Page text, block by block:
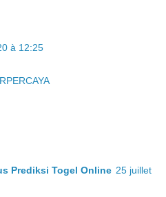
à 12:25
Prediksi Togel Online 25 juillet